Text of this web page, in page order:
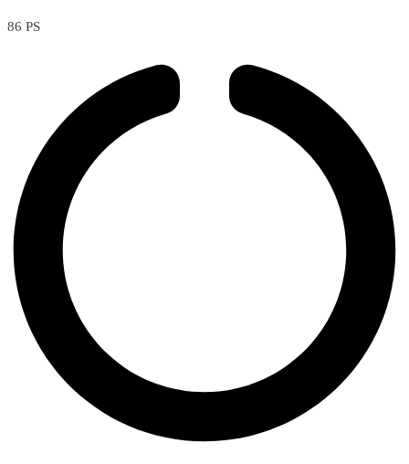
86 PS